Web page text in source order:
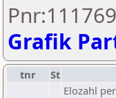
Grafik
tnr St
Elozahl